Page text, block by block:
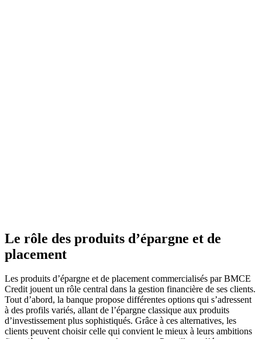
Le rôle des produits d’épargne et de
placement
Les produits d’épargne et de placement commercialisés par BMCE
Credit jouent un rôle central dans la gestion financière de ses clients.
Tout d’abord, la banque propose différentes options qui s’adressent
à des profils variés, allant de l’épargne classique aux produits
d’investissement plus sophistiqués. Grâce à ces alternatives, les
clients peuvent choisir celle qui convient le mieux à leurs ambitions